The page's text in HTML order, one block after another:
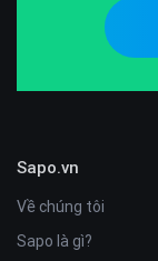
Sapo.vn
Về chúng tôi
Sapo là gì?